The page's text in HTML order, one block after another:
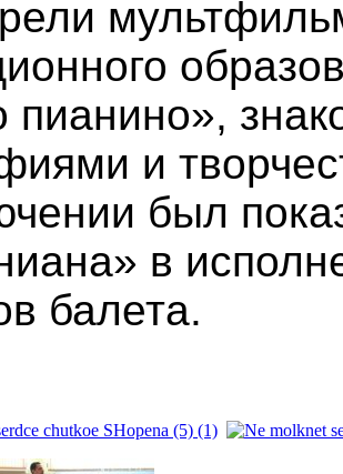
пианино»,
и
был
в
балета.